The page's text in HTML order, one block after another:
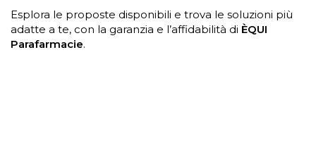
Esplora le proposte disponibili e trova le soluzioni più
adatte a te, con la garanzia e l’affidabilità di ÈQUI
Parafarmacie.